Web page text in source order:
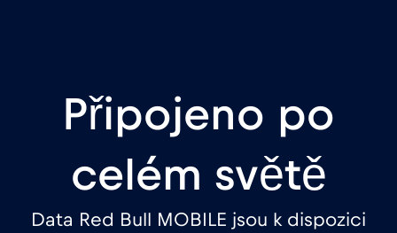
Připojeno po
celém světě
Data Red Bull MOBILE jsou k dispozici